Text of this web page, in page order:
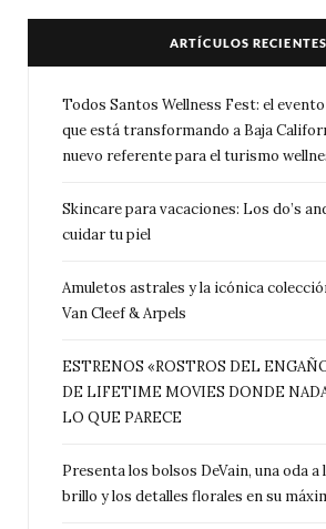
ARTÍCULOS RECIENTES
Todos Santos Wellness Fest: el
que está transformando a Baja
nuevo referente para el turismo
Skincare para vacaciones: Los do’s
cuidar tu piel
Amuletos astrales y la icónica
Van Cleef & Arpels
ESTRENOS «ROSTROS DEL
DE LIFETIME MOVIES DONDE
LO QUE PARECE
Presenta los bolsos DeVain, una oda a
brillo y los detalles florales en su